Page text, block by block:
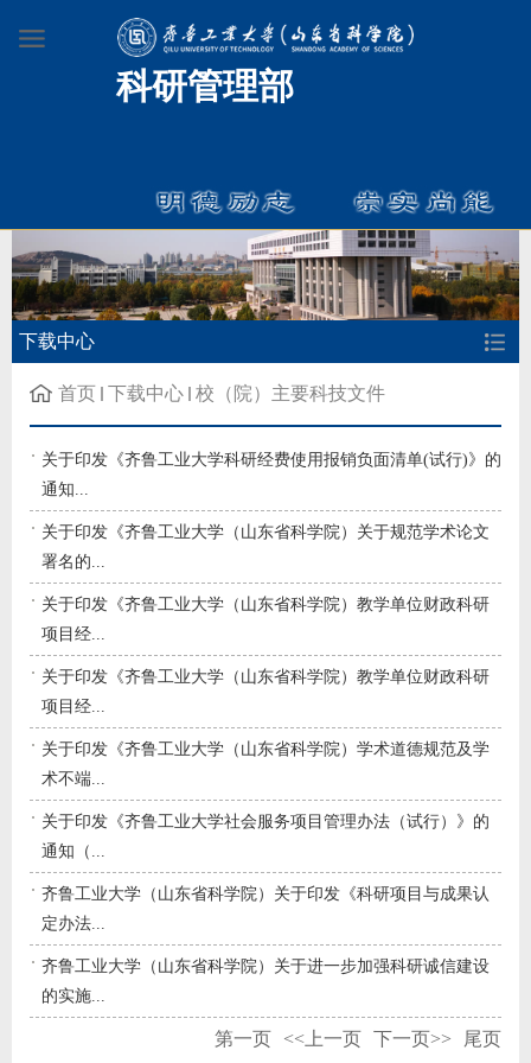
科研管理部
下载中心
首页 下载中心 校（院）主要科技文件
关于印发《齐鲁工业大学科研经费使用报销负面清单(试行)》的
通知...
关于印发《齐鲁工业大学（山东省科学院）关于规范学术论文
署名的...
关于印发《齐鲁工业大学（山东省科学院）教学单位财政科研
项目经...
关于印发《齐鲁工业大学（山东省科学院）教学单位财政科研
项目经...
关于印发《齐鲁工业大学（山东省科学院）学术道德规范及学
术不端...
关于印发《齐鲁工业大学社会服务项目管理办法（试行）》的
通知（...
齐鲁工业大学（山东省科学院）关于印发《科研项目与成果认
定办法...
齐鲁工业大学（山东省科学院）关于进一步加强科研诚信建设
的实施...
第一页 <<上一页 下一页>> 尾页